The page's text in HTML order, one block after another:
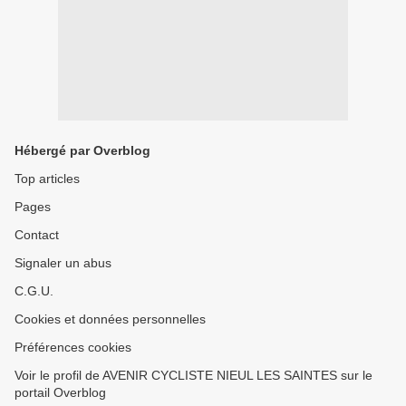
Hébergé par Overblog
Top articles
Pages
Contact
Signaler un abus
C.G.U.
Cookies et données personnelles
Préférences cookies
Voir le profil de AVENIR CYCLISTE NIEUL LES SAINTES sur le
portail Overblog